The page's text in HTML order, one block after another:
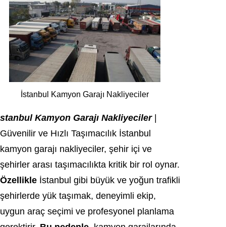
İstanbul Kamyon Garajı Nakliyeciler
stanbul Kamyon Garajı Nakliyeciler|
Güvenilir ve Hızlı Taşımacılık İstanbul
kamyon garajı nakliyeciler, şehir içi ve
şehirler arası taşımacılıkta kritik bir rol oynar.
Özellikle İstanbul gibi büyük ve yoğun trafikli
şehirlerde yük taşımak, deneyimli ekip,
uygun araç seçimi ve profesyonel planlama